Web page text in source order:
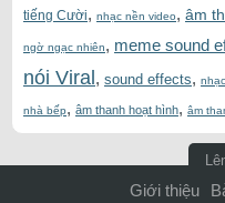
tiếng Cười, nhạc nền video, âm
ngờ ngạc nhiên, meme sound
nói Viral , sound effects,
nhà bếp, âm thanh hoạt hình, âm
Giới thiệu